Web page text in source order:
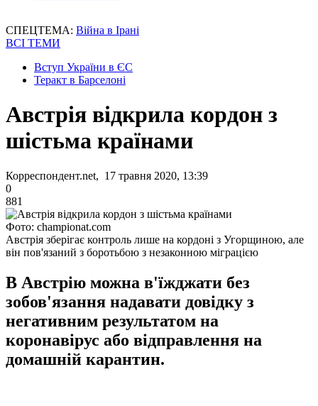
СПЕЦТЕМА: Війна в Ірані
ВСІ ТЕМИ
Вступ України в ЄС
Теракт в Барселоні
Австрія відкрила кордон з
шістьма країнами
Корреспондент.net, 17 травня 2020, 13:39
0
881
Фото: сhampionat.com
Австрія зберігає контроль лише на кордоні з Угорщиною, але
він пов'язаний з боротьбою з незаконною міграцією
В Австрію можна в'їжджати без
зобов'язання надавати довідку з
негативним результатом на
коронавірус або відправлення на
домашній карантин.